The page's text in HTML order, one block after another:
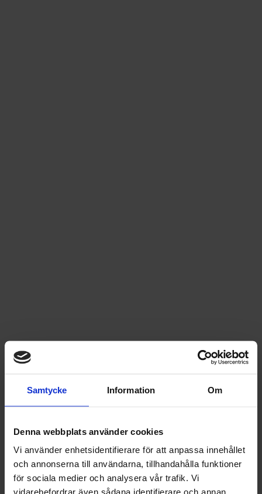
Samtycke Information Om
Denna webbplats använder cookies
Vi använder enhetsidentifierare för att anpassa innehållet
och annonserna till användarna, tillhandahålla funktioner
för sociala medier och analysera vår trafik. Vi
vidarebefordrar även sådana identifierare och annan